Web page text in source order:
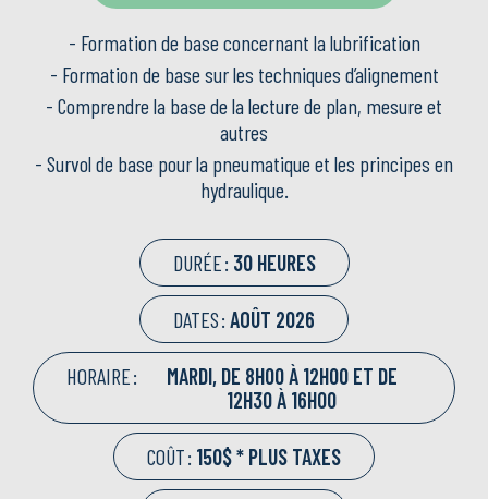
- Formation de base concernant la lubrification
- Formation de base sur les techniques d’alignement
- Comprendre la base de la lecture de plan, mesure et
autres
- Survol de base pour la pneumatique et les principes en
hydraulique.
DURÉE : 30 HEURES
DATES : AOÛT 2026
HORAIRE :
MARDI, DE 8H00 À 12H00 ET DE
12H30 À 16H00
COÛT : 150$ * PLUS TAXES